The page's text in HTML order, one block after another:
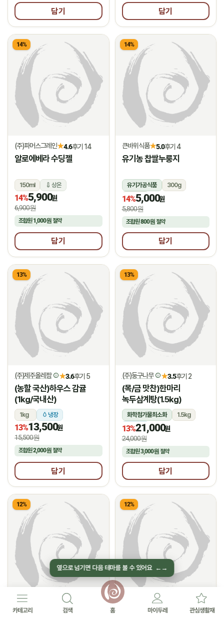
담기 담기
14%
(주)파머스그레인★4.6후기 14
알로에베라 수딩젤
150ml 상온
14%5,900원
6,900원
조합원1,000원 절약
담기
14%
큰바위식품★5.0후기 4
유기농 찹쌀누룽지
유기가공식품
300g
상온
14%5,000원
5,800원
조합원800원절약
담기
13%
(주)제주올레팜 ★3.6후기 5
(농할 국산)하우스 감귤
(1kg/국내산)
1kg 냉장
13%13,500원
15,500원
조합원2,000원 절약
담기
13%
(주)둥구나무 ★3.5후기 2
(목/금 맛찬)한마리
녹두삼계탕(1.5kg)
화학첨가물최소화
1.5kg
냉장
13%21,000원
24,000원
조합원3,000원절약
담기
12%
5.0후기 42
12%
(주)맛들식품★4.7
카테고리 검색 홈 마이두레 관심생활재
옆으로 넘기면 다음 테마를 볼 수 있어요 ←→